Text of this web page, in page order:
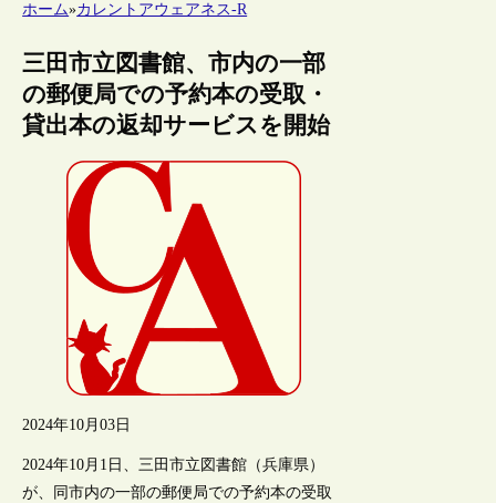
ホーム»カレントアウェアネス-R
三田市立図書館、市内の一部
の郵便局での予約本の受取・
貸出本の返却サービスを開始
2024年10月03日
2024年10月1日、三田市立図書館（兵庫県）
が、同市内の一部の郵便局での予約本の受取